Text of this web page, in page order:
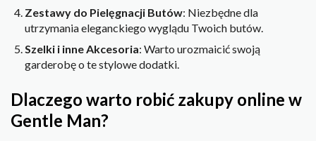
Zestawy do Pielęgnacji Butów: Niezbędne dla
utrzymania eleganckiego wyglądu Twoich butów.
Szelki i inne Akcesoria: Warto urozmaicić swoją
garderobę o te stylowe dodatki.
Dlaczego warto robić zakupy online w
Gentle Man?